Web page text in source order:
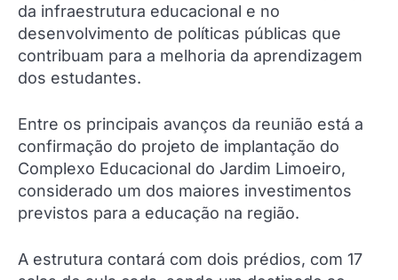
da infraestrutura educacional e no
desenvolvimento de políticas públicas que
contribuam para a melhoria da aprendizagem
dos estudantes.
Entre os principais avanços da reunião está a
confirmação do projeto de implantação do
Complexo Educacional do Jardim Limoeiro,
considerado um dos maiores investimentos
previstos para a educação na região.
A estrutura contará com dois prédios, com 17